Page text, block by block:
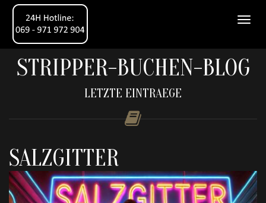
STRIPPER-BUCHEN-BLOG
LETZTE EINTRAEGE
SALZGITTER